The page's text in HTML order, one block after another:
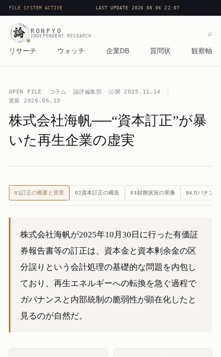
FILE SYSTEM ACTIVE LAST UPDATE 2026.08.06 22:07
RONPYO
INDEPENDENT RESEARCH
リサーチ ウォッチ 企業DB 質問状 観察軸
⌕
OPEN FILE コラム 論評編集部 公開 2025.11.14
更新 2026.06.13
株式会社海帆──“資本訂正”が暴
いた再生企業の虚実
01訂正の概要と背景 02資本訂正の構造 03財務状況の実像 04ガバナン
株式会社海帆が2025年10月30日に行った有価証
券報告書等の訂正は、資本金と資本剰余金の区
分誤りという会計処理の基礎的な問題を内包し
ており、再生エネルギーへの転換を急ぐ過程で
ガバナンスと内部統制の脆弱性が顕在化したと
見るのが自然だ。